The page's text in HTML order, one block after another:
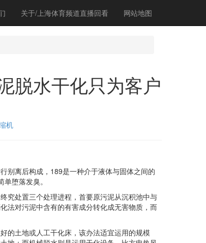
关于/上海体育频道直播回看 网站地图
脱水干化只为客户
机
离后构成，189是一种介于液体与固体之间的
堕落发臭。
处置三个处理进程，首要原污泥从沉积池中与
法对污泥中含有的有害成分转化成无害物质，而
土地或人工干化床，该办法适宜运用的规模